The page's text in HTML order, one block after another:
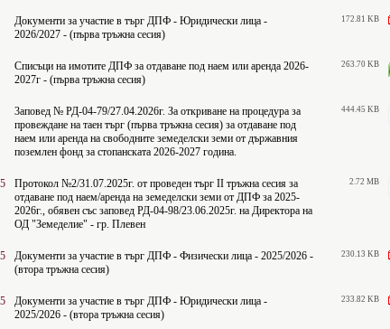
Документи за участие в търг ДПФ - Юридически лица -
2026/2027 - (първа тръжна сесия)
172.81 KB
Списъци на имотите ДПФ за отдаване под наем или аренда 2026-
2027г - (първа тръжна сесия)
263.70 KB
3аповед № РД-04-79/27.04.2026г. За откриване на процедура за
провеждане на таен търг (първа тръжна сесия) за отдаване под
наем или аренда на свободните земеделски земи от държавния
поземлен фонд за стопанската 2026-2027 година.
444.45 KB
Протокол №2/31.07.2025г. от проведен търг II тръжна сесия за
отдаване под наем/аренда на земеделски земи от ДПФ за 2025-
2026г., обявен със заповед РД-04-98/23.06.2025г. на Директора на
ОД "Земеделие" - гр. Плевен
2.72 MB
Документи за участие в търг ДПФ - Физически лица - 2025/2026 -
(втора тръжна сесия)
230.13 KB
Документи за участие в търг ДПФ - Юридически лица -
2025/2026 - (втора тръжна сесия)
233.82 KB